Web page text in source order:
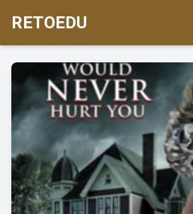
RETOEDU